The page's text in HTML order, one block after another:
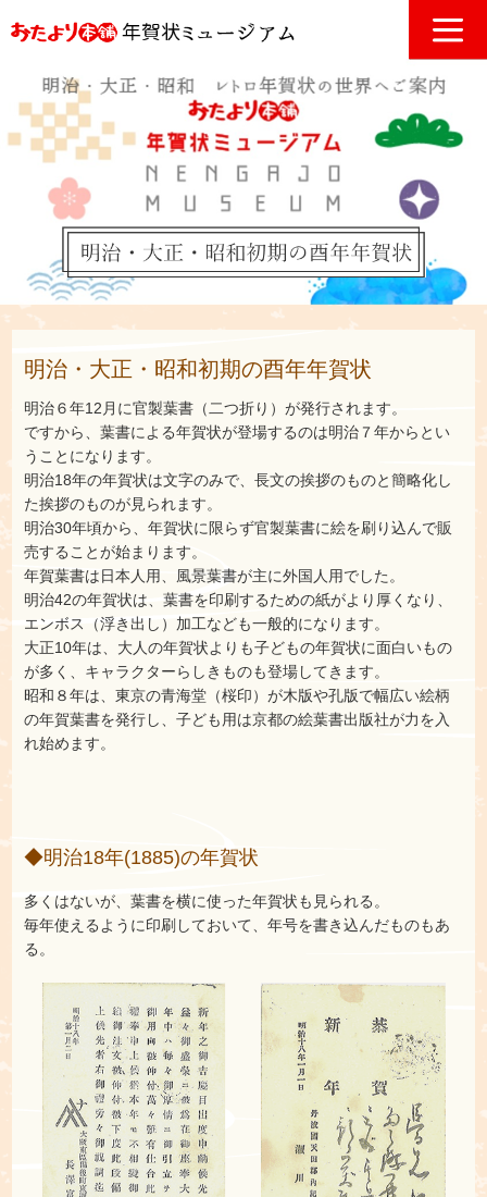
明治・大正・昭和初期の酉年年賀状
明治６年12月に官製葉書（二つ折り）が発行されます。
ですから、葉書による年賀状が登場するのは明治７年からとい
うことになります。
明治18年の年賀状は文字のみで、長文の挨拶のものと簡略化し
た挨拶のものが見られます。
明治30年頃から、年賀状に限らず官製葉書に絵を刷り込んで販
売することが始まります。
年賀葉書は日本人用、風景葉書が主に外国人用でした。
明治42の年賀状は、葉書を印刷するための紙がより厚くなり、
エンボス（浮き出し）加工なども一般的になります。
大正10年は、大人の年賀状よりも子どもの年賀状に面白いもの
が多く、キャラクターらしきものも登場してきます。
昭和８年は、東京の青海堂（桜印）が木版や孔版で幅広い絵柄
の年賀葉書を発行し、子ども用は京都の絵葉書出版社が力を入
れ始めます。
◆明治18年(1885)の年賀状
多くはないが、葉書を横に使った年賀状も見られる。
毎年使えるように印刷しておいて、年号を書き込んだものもあ
る。